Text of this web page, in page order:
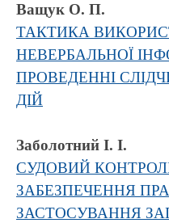
Ващук О. П.
ТАКТИКА
НЕВЕРБАЛЬНОЇ
ПРОВЕДЕННІ
ДІЙ
Заболотний І. І.
СУДОВИЙ
ЗАБЕЗПЕЧЕННЯ
ЗАСТОСУВАННЯ